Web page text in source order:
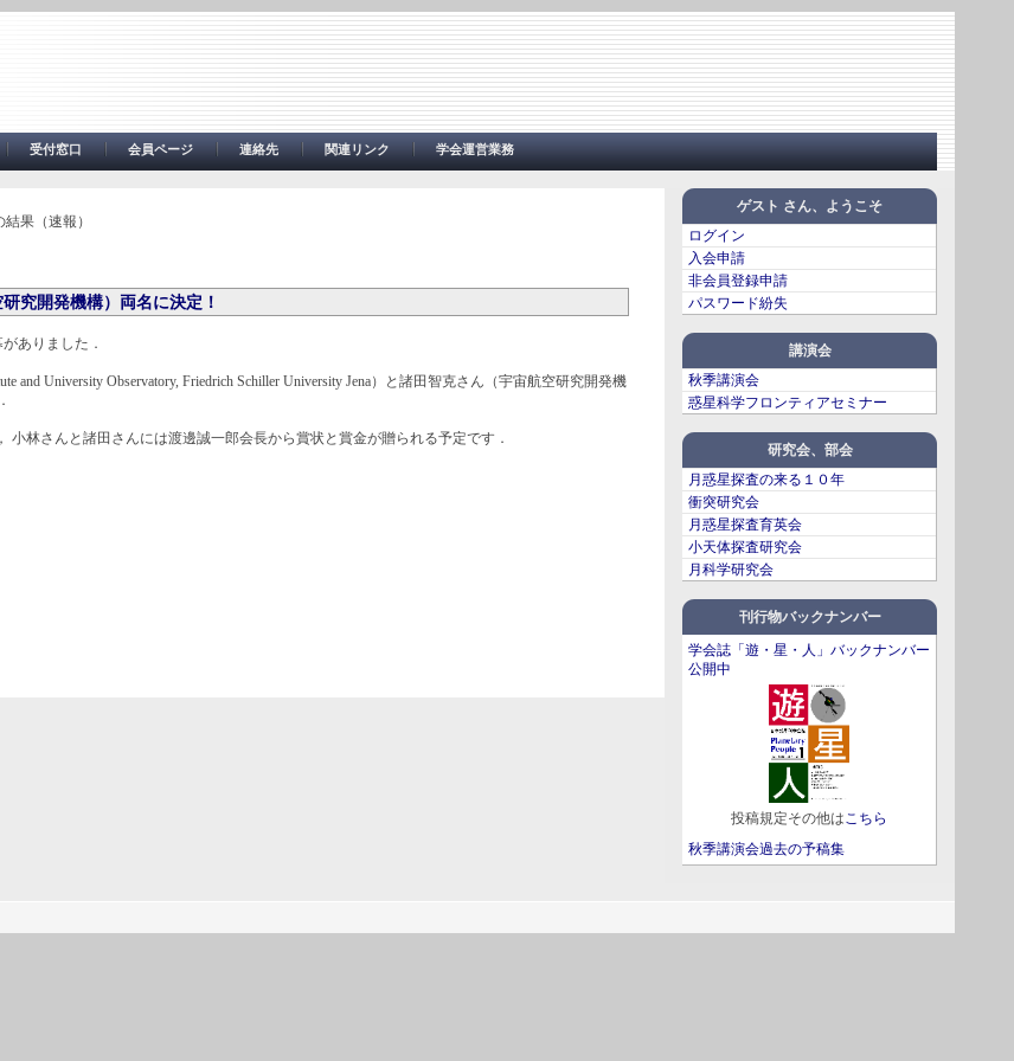
受付窓口 会員ページ 連絡先 関連リンク 学会運営業務
ゲスト さん、ようこそ
ログイン
入会申請
非会員登録申請
パスワード紛失
講演会
秋季講演会
惑星科学フロンティアセミナー
研究会、部会
月惑星探査の来る１０年
衝突研究会
月惑星探査育英会
小天体探査研究会
月科学研究会
刊行物バックナンバー
学会誌「遊・星・人」バックナンバー
公開中
投稿規定その他はこちら
秋季講演会過去の予稿集
果（速報）
究開発機構）両名に決定！
ありました．
University Observatory, Friedrich Schiller University Jena）と諸田智克さん（宇宙航空研究開発機
林さんと諸田さんには渡邊誠一郎会長から賞状と賞金が贈られる予定です．